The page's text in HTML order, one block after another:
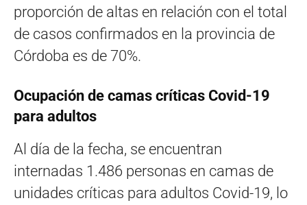
proporción de altas en relación con el total
de casos confirmados en la provincia de
Córdoba es de 70%.
Ocupación de camas críticas Covid-19
para adultos
Al día de la fecha, se encuentran
internadas 1.486 personas en camas de
unidades críticas para adultos Covid-19, lo